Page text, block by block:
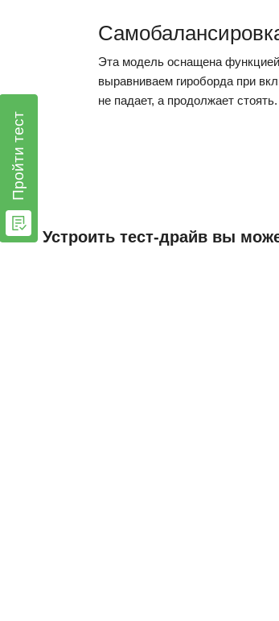
Эта модель оснащена
выравниваем гироборда при
не падает, а продолжает
Устроить тест-драйв вы
Пройти тест